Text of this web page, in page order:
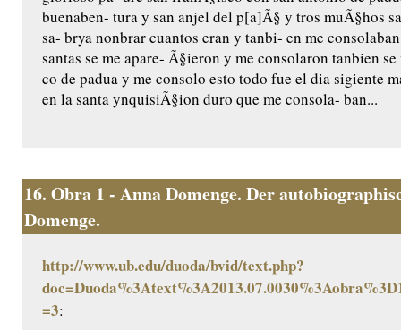
buenaben- tura y san anjel del p[a]Ã§ y tros muÃ§hos
sa- brya nonbrar cuantos eran y tanbi- en me
santas se me apare- Ã§ieron y me consolaron tanbien
co de padua y me consolo esto todo fue el dia sigiente
en la santa ynquisiÃ§ion duro que me consola- ban...
16. Obra 1 - Anna Domenge. Der
Domenge.
http://www.ub.edu/duoda/bvid/text.php?
=3: